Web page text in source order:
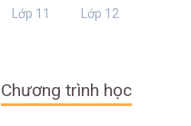
Lớp 11 Lớp 12
Chương trình học